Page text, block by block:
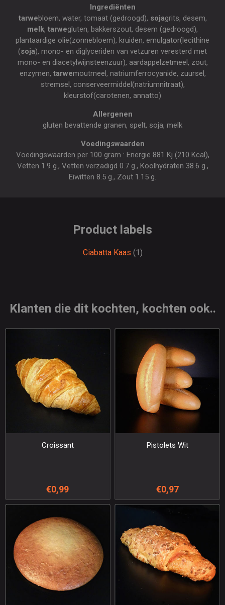
Ingrediënten
tarwebloem, water, tomaat (gedroogd), sojagrits, desem,
melk, tarwegluten, bakkerszout, desem (gedroogd),
plantaardige olie(zonnebloem), kruiden, emulgator(lecithine
(soja), mono- en diglyceriden van vetzuren veresterd met
mono- en diacetylwijnsteenzuur), aardappelzetmeel, zout,
enzymen, tarwemoutmeel, natriumferrocyanide, zuursel,
stremsel, conserveermiddel(natriumnitraat),
kleurstof(carotenen, annatto)
Allergenen
gluten bevattende granen, spelt, soja, melk
Voedingswaarden
Voedingswaarden per 100 gram : Energie 881 Kj (210 Kcal),
Vetten 1.9 g., Vetten verzadigd 0.7 g., Koolhydraten 38.6 g.,
Eiwitten 8.5 g., Zout 1.15 g.
Product labels
Ciabatta Kaas (1)
Klanten die dit kochten, kochten ook..
Croissant
€0,99
Pistolets Wit
€0,97